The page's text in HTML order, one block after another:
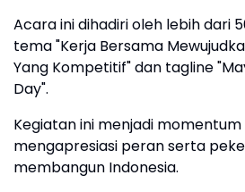
Acara ini dihadiri oleh lebih dari
tema "Kerja Bersama
Yang Kompetitif" dan tagline
Day".
Kegiatan ini menjadi
mengapresiasi peran serta
membangun Indonesia.